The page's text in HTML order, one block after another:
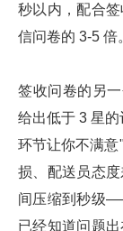
秒以内，配合
信问卷的 3-5 倍
签收问卷的另
给出低于 3 星
环节让你不满
损、配送员态
间压缩到秒级
已经知道问题